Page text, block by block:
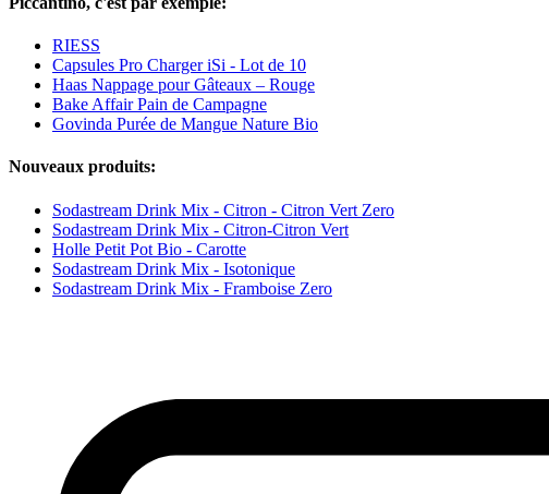
RIESS
Capsules Pro Charger iSi - Lot de 10
Haas Nappage pour Gâteaux – Rouge
Bake Affair Pain de Campagne
Govinda Purée de Mangue Nature Bio
Nouveaux produits:
Sodastream Drink Mix - Citron - Citron Vert Zero
Sodastream Drink Mix - Citron-Citron Vert
Holle Petit Pot Bio - Carotte
Sodastream Drink Mix - Isotonique
Sodastream Drink Mix - Framboise Zero